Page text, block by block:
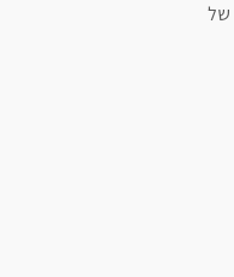
של